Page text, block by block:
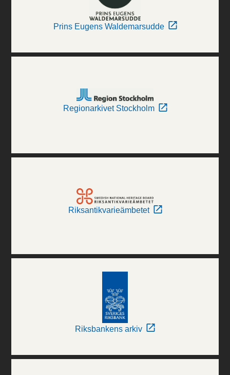
Prins Eugens Waldemarsudde
Regionarkivet Stockholm
Riksantikvarieämbetet
Riksbankens arkiv